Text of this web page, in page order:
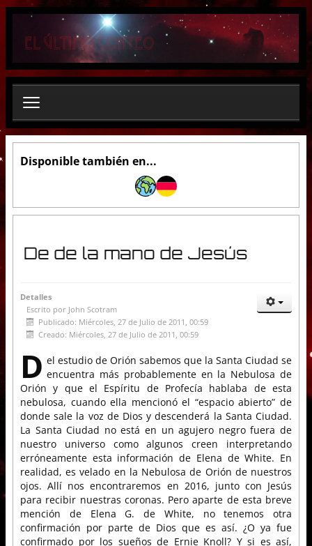
Disponible también en...
De de la mano de Jesús
Detalles
Escrito por John Scotram
Publicado: Miércoles, 27 de Julio de 2011, 00:59
Creado: Miércoles, 27 de Julio de 2011, 00:59
D el estudio de Orión sabemos que la Santa Ciudad se
encuentra más probablemente en la Nebulosa de
Orión y que el Espíritu de Profecía hablaba de esta
nebulosa, cuando ella mencionó el “espacio abierto” de
donde sale la voz de Dios y descenderá la Santa Ciudad.
La Santa Ciudad no está en un agujero negro fuera de
nuestro universo como algunos creen interpretando
erróneamente esta información de Elena de White. En
realidad, es velado en la Nebulosa de Orión de nuestros
ojos. Allí nos encontraremos en 2016, junto con Jesús
para recibir nuestras coronas. Pero aparte de esta breve
mención de Elena G. de White, no tenemos otra
confirmación por parte de Dios que es así. ¿O ya fue
confirmado por los sueños de Ernie Knoll? Y si es así,